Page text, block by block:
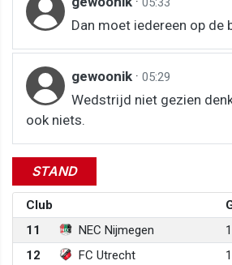
Dan moet iedereen op de
gewoonik · 05:29
Wedstrijd niet gezien
ook niets.
STAND
Club
11
NEC Nijmegen 1
12
FC Utrecht 1